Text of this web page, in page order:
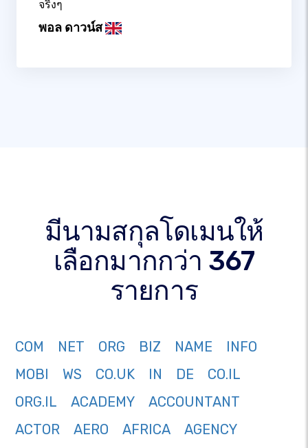
จริงๆ
พอล ดาวน์ส
มีนามสกุลโดเมนให้
เลือกมากกว่า 367
รายการ
COM NET ORG BIZ NAME
INFO
MOBI
WS CO.UK IN DE
CO.IL
ORG.IL
ACADEMY
ACCOUNTANT
ACTOR
AERO AFRICA
AGENCY